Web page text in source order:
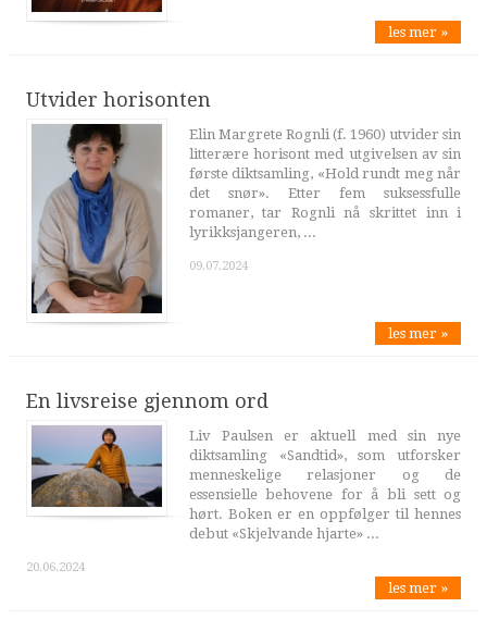
les mer »
Utvider horisonten
Elin Margrete Rognli (f. 1960) utvider sin
litterære horisont med utgivelsen av sin
første diktsamling, «Hold rundt meg når
det snør». Etter fem suksessfulle
romaner, tar Rognli nå skrittet inn i
lyrikksjangeren, ...
09.07.2024
les mer »
En livsreise gjennom ord
Liv Paulsen er aktuell med sin nye
diktsamling «Sandtid», som utforsker
menneskelige relasjoner og de
essensielle behovene for å bli sett og
hørt. Boken er en oppfølger til hennes
debut «Skjelvande hjarte» ...
20.06.2024
les mer »